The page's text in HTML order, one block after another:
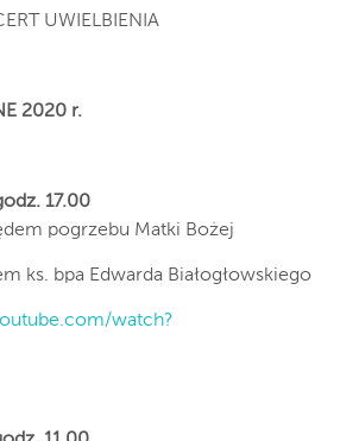
UWIELBIENIA
2020 r.
17.00
pogrzebu Matki Bożej
ks. bpa Edwarda Białogłowskiego
watch?